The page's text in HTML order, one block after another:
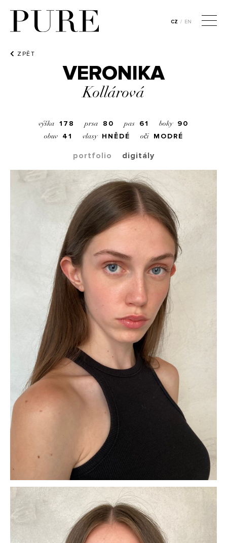
CZ / EN
ZPĚT
VERONIKA
Kollárová
výška 178 prsa 80 pas 61 boky 90
obuv 41 vlasy HNĚDÉ oči MODRÉ
portfolio digitály